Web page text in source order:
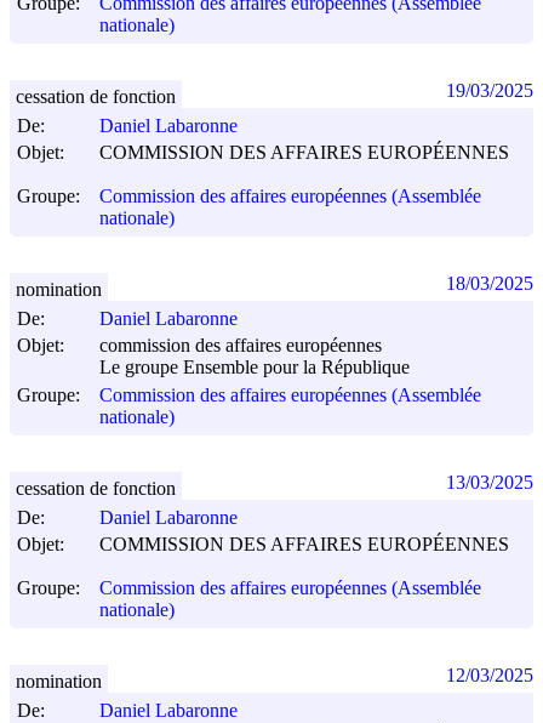
nationale)
De:
Daniel Labaronne
Objet:
COMMISSION DES AFFAIRES EUROPÉENNES
Groupe:
Commission des affaires européennes (Assemblée
nationale)
cessation de fonction 19/03/2025
De:
Daniel Labaronne
Objet:
commission des affaires européennes
Le groupe Ensemble pour la République
Groupe:
Commission des affaires européennes (Assemblée
nationale)
nomination 18/03/2025
De:
Daniel Labaronne
Objet:
COMMISSION DES AFFAIRES EUROPÉENNES
Groupe:
Commission des affaires européennes (Assemblée
nationale)
cessation de fonction 13/03/2025
De:
Daniel Labaronne
nomination 12/03/2025